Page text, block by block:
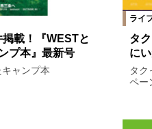
載！『WESTと
プ本』最新号
ャンプ本
ライ
タ
に
タク
ペー